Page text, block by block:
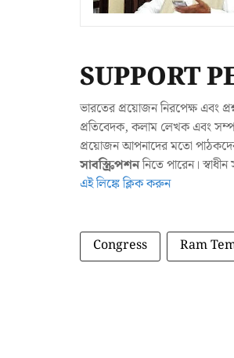
SUPPORT
ভারতের প্রয়োজন নিরপেক্ষ এবং
প্রতিবেদক, কলাম লেখক এবং
প্রয়োজন আপনাদের মতো পাঠকদের
সাবস্ক্রিপশননিতে পারেন।
এই লিঙ্কে ক্লিক করুন
Congress Ram